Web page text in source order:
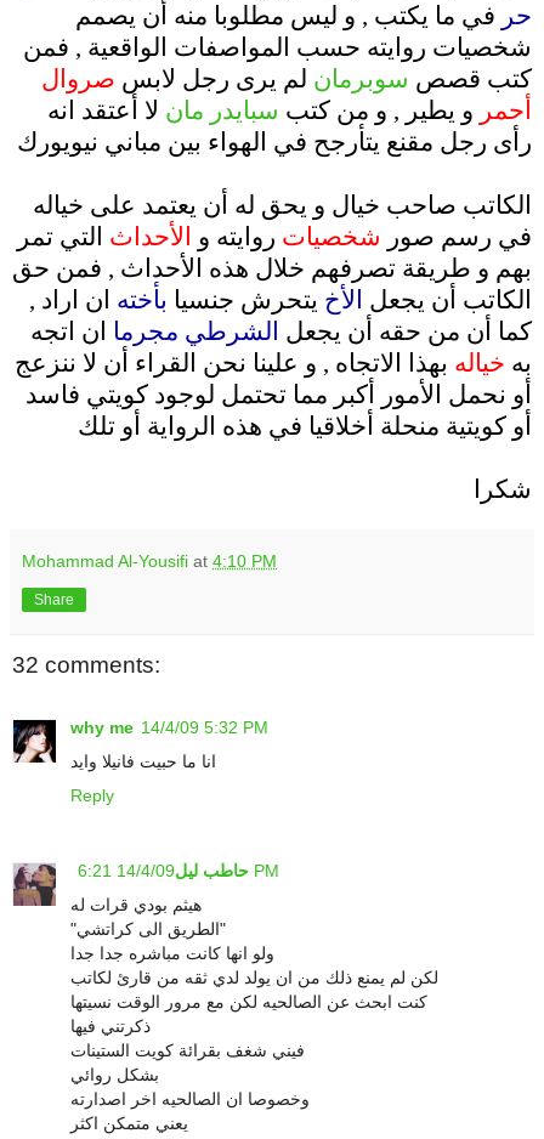
حر في ما يكتب , و ليس مطلوبا منه أن يصمم
شخصيات روايته حسب المواصفات الواقعية , فمن
كتب قصص سوبرمان لم يرى رجل لابس صروال
أحمر و يطير , و من كتب سبايدر مان لا أعتقد انه
رأى رجل مقنع يتأرجح في الهواء بين مباني نيويورك
الكاتب صاحب خيال و يحق له أن يعتمد على خياله
في رسم صور شخصيات روايته و الأحداث التي تمر
بهم و طريقة تصرفهم خلال هذه الأحداث , فمن حق
الكاتب أن يجعل الأخ يتحرش جنسيا بأخته ان اراد ,
كما أن من حقه أن يجعل الشرطي مجرما ان اتجه
به خياله بهذا الاتجاه , و علينا نحن القراء أن لا ننزعج
أو نحمل الأمور أكبر مما تحتمل لوجود كويتي فاسد
أو كويتية منحلة أخلاقيا في هذه الرواية أو تلك
شكرا
Mohammad Al-Yousifi at 4:10 PM
Share
32 comments:
why me 14/4/09 5:32 PM
انا ما حبيت فانيلا وايد
Reply
حاطب ليل 14/4/09 6:21 PM
هيثم بودي قرات له
"الطريق الى كراتشي"
ولو انها كانت مباشره جدا جدا
لكن لم يمنع ذلك من ان يولد لدي ثقه من قارئ لكاتب
كنت ابحث عن الصالحيه لكن مع مرور الوقت نسيتها
ذكرتني فيها
فيني شغف بقرائة كويت الستينات
بشكل روائي
وخصوصا ان الصالحيه اخر اصدارته
يعني متمكن اكثر